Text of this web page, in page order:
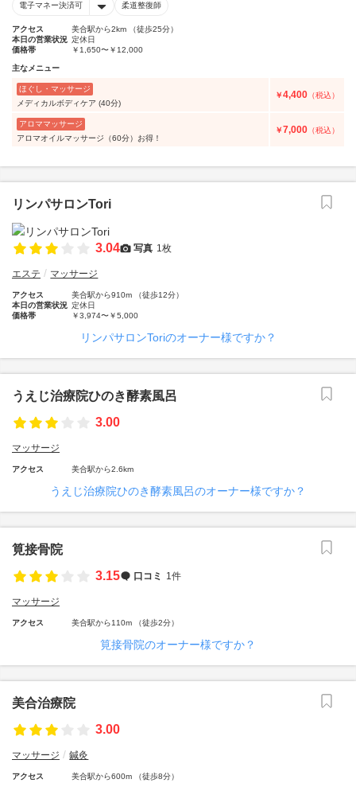
電子マネー決済可 柔道整復師
アクセス
美合駅から2km （徒歩25分）
本日の営業状況 定休日
価格帯
￥1,650〜￥12,000
主なメニュー
ほぐし・マッサージ
メディカルボディケア (40分)
￥4,400 （税込）
アロママッサージ
アロマオイルマッサージ（60分）お得！
￥7,000 （税込）
リンパサロンTori
3.04 写真 1枚
エステ マッサージ
アクセス
美合駅から910m （徒歩12分）
本日の営業状況 定休日
価格帯
￥3,974〜￥5,000
リンパサロンToriのオーナー様ですか？
うえじ治療院ひのき酵素風呂
3.00
マッサージ
アクセス 美合駅から2.6km
うえじ治療院ひのき酵素風呂のオーナー様ですか？
筧接骨院
3.15
口コミ 1件
マッサージ
アクセス 美合駅から110m （徒歩2分）
筧接骨院のオーナー様ですか？
美合治療院
3.00
マッサージ 鍼灸
アクセス 美合駅から600m （徒歩8分）